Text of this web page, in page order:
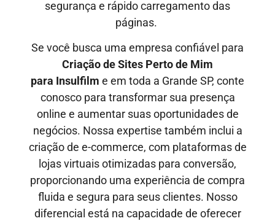
segurança e rápido carregamento das
páginas.
Se você busca uma empresa confiável para
Criação de Sites Perto de Mim
para Insulfilm e em toda a Grande SP, conte
conosco para transformar sua presença
online e aumentar suas oportunidades de
negócios. Nossa expertise também inclui a
criação de e-commerce, com plataformas de
lojas virtuais otimizadas para conversão,
proporcionando uma experiência de compra
fluida e segura para seus clientes. Nosso
diferencial está na capacidade de oferecer